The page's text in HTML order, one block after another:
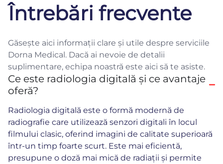
Întrebări frecvente
Găsește aici informații clare și utile despre serviciile
Dorna Medical. Dacă ai nevoie de detalii
suplimentare, echipa noastră este aici să te asiste.
Ce este radiologia digitală și ce avantaje
oferă?
Radiologia digitală este o formă modernă de
radiografie care utilizează senzori digitali în locul
filmului clasic, oferind imagini de calitate superioară
într-un timp foarte scurt. Este mai eficientă,
presupune o doză mai mică de radiații și permite